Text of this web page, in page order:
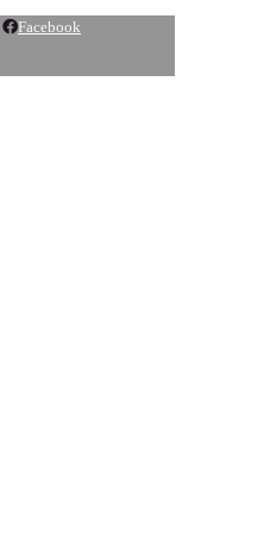
Facebook